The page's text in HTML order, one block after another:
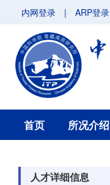
内网登录 | ARP登录
首页 所况介绍
人才详细信息